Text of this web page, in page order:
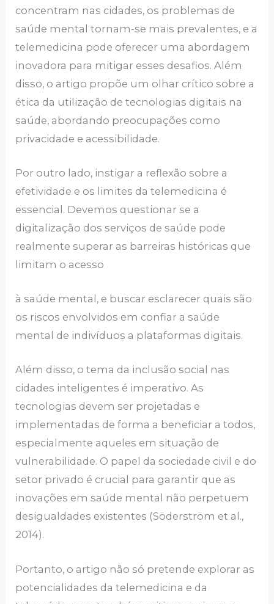
concentram nas cidades, os problemas de
saúde mental tornam-se mais prevalentes, e a
telemedicina pode oferecer uma abordagem
inovadora para mitigar esses desafios. Além
disso, o artigo propõe um olhar crítico sobre a
ética da utilização de tecnologias digitais na
saúde, abordando preocupações como
privacidade e acessibilidade.
Por outro lado, instigar a reflexão sobre a
efetividade e os limites da telemedicina é
essencial. Devemos questionar se a
digitalização dos serviços de saúde pode
realmente superar as barreiras históricas que
limitam o acesso
à saúde mental, e buscar esclarecer quais são
os riscos envolvidos em confiar a saúde
mental de indivíduos a plataformas digitais.
Além disso, o tema da inclusão social nas
cidades inteligentes é imperativo. As
tecnologias devem ser projetadas e
implementadas de forma a beneficiar a todos,
especialmente aqueles em situação de
vulnerabilidade. O papel da sociedade civil e do
setor privado é crucial para garantir que as
inovações em saúde mental não perpetuem
desigualdades existentes (Söderström et al.,
2014).
Portanto, o artigo não só pretende explorar as
potencialidades da telemedicina e da